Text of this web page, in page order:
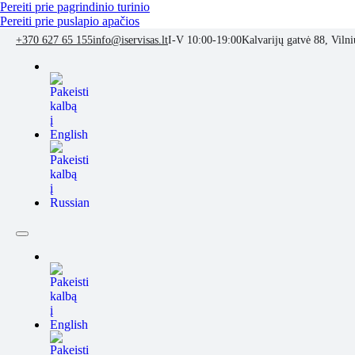
Pereiti prie pagrindinio turinio
Pereiti prie puslapio apačios
+370 627 65 155info@iservisas.ltI-V 10:00-19:00Kalvarijų gatvė 88,